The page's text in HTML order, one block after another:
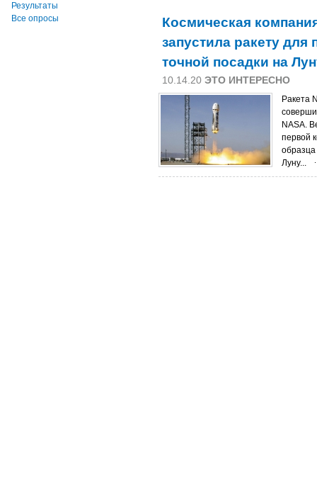
Результаты
Все опросы
Космическая
запустила ракету
точной посадки на
10.14.20 ЭТО ИНТЕРЕСНО
Ракета
NASA.
первой
Луну...